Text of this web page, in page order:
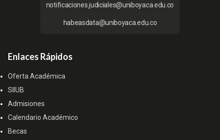
notificaciones.judiciales@uniboyaca.edu.co
habeasdata@uniboyaca.edu.co
Enlaces Rápidos
Oferta Académica
SIIUB
Admisiones
Calendario Académico
Becas